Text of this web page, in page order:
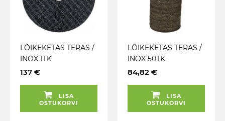
LÕIKEKETAS TERAS /
INOX 1TK
75X1.5MMX10MM KS
137 €
LISA
OSTUKORVI
LÕIKEKETAS TERAS /
INOX 50TK
50X1.1X10MM KS
84,82 €
LISA
OSTUKORVI